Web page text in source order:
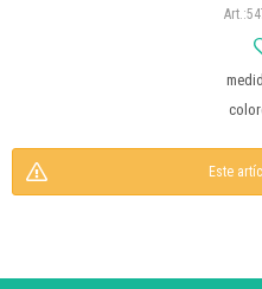
Este